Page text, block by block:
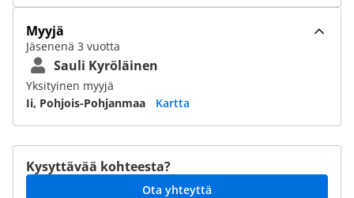
Myyjä
Jäsenenä 3 vuotta
Sauli Kyröläinen
Yksityinen myyjä
Ii, Pohjois-Pohjanmaa
Kartta
Kysyttävää kohteesta?
Ota yhteyttä